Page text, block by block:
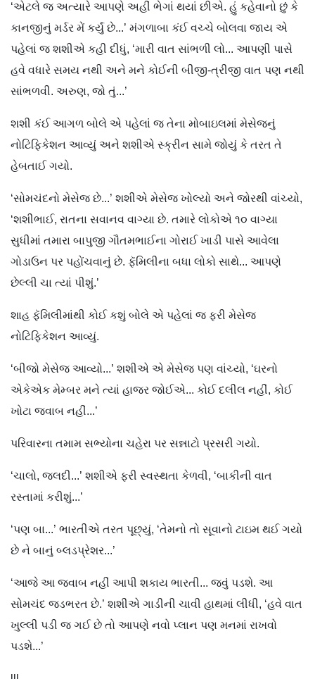
‘એટલે જ અત્યારે આપણે અહીં ભેગાં થયાં છીએ. હું કહેવાનો છું કે
કાનજીનું મર્ડર મેં કર્યું છે...’ મંગળાબા કંઈ વચ્ચે બોલવા જાય એ
પહેલાં જ શશીએ કહી દીધું, ‘મારી વાત સાંભળી લો... આપણી પાસે
હવે વધારે સમય નથી અને મને કોઈની બીજી-ત્રીજી વાત પણ નથી
સાંભળવી. અરુણ, જો તું...’
શશી કંઈ આગળ બોલે એ પહેલાં જ તેના મોબાઇલમાં મેસેજનું
નોટ‌િફિકેશન આવ્યું અને શશીએ સ્ક્રીન સામે જોયું કે તરત તે
હેબતાઈ ગયો.
‘સોમચંદનો મેસેજ છે...’ શશીએ મેસેજ ખોલ્યો અને જોરથી વાંચ્યો,
‘શશીભાઈ, રાતના સવાનવ વાગ્યા છે. તમારે લોકોએ ૧૦ વાગ્યા
સુધીમાં તમારા બાપુજી ગૌતમભાઈના ગોરાઈ ખાડી પાસે આવેલા
ગોડાઉન પર પહોંચવાનું છે. ફૅમિલીના બધા લોકો સાથે... આપણે
છેલ્લી ચા ત્યાં પીશું.’
શાહ ફૅમિલીમાંથી કોઈ કશું બોલે એ પહેલાં જ ફરી મેસેજ
નોટિફિકેશન આવ્યું.
‘બીજો મેસેજ આવ્યો...’ શશીએ એ મેસેજ પણ વાંચ્યો, ‘ઘરનો
એકેએક મેમ્બર મને ત્યાં હાજર જોઈએ... કોઈ દલીલ નહીં, કોઈ
ખોટા જવાબ નહીં...’
પરિવારના તમામ સભ્યોના ચહેરા પર સન્નાટો પ્રસરી ગયો.
‘ચાલો, જલદી...’ શશીએ ફરી સ્વસ્થતા કેળવી, ‘બાકીની વાત
રસ્તામાં કરીશું...’
‘પણ બા...’ ભારતીએ તરત પૂછ્યું, ‘તેમનો તો સૂવાનો ટાઇમ થઈ ગયો
છે ને બાનું બ્લડપ્રેશર...’
‘આજે આ જવાબ નહીં આપી શકાય ભારતી... જવું પડશે. આ
સોમચંદ જડભરત છે.’ શશીએ ગાડીની ચાવી હાથમાં લીધી, ‘હવે વાત
ખુલ્લી પડી જ ગઈ છે તો આપણે નવો પ્લાન પણ મનમાં રાખવો
પડશે...’